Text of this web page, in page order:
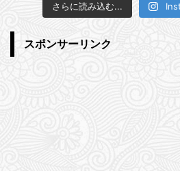
さらに読み込む...
スポンサーリンク